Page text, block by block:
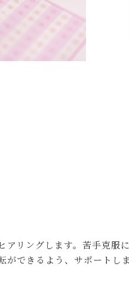
リングします。苦手克服
ができるよう、サポートし